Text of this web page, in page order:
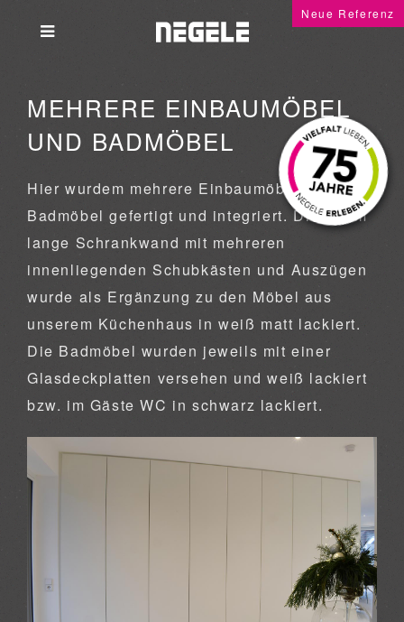
MEHRERE EINBAUMÖBEL
UND BADMÖBEL
Neue Referenz
Hier wurdem mehrere Einbaumöbel und
Badmöbel gefertigt und integriert. Die 6,7 m
lange Schrankwand mit mehreren
innenliegenden Schubkästen und Auszügen
wurde als Ergänzung zu den Möbel aus
unserem Küchenhaus in weiß matt lackiert.
Die Badmöbel wurden jeweils mit einer
Glasdeckplatten versehen und weiß lackiert
bzw. im Gäste WC in schwarz lackiert.